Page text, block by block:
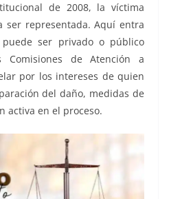
de 2008, la víctima
ser representada. Aquí entra
ser privado o público
Comisiones de Atención a
por los intereses de quien
del daño, medidas de
activa en el proceso.